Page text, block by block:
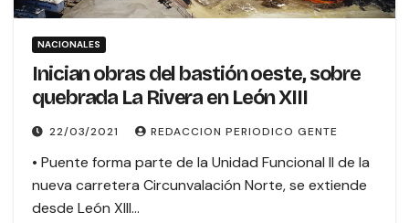
NACIONALES
Inician obras del bastión oeste, sobre
quebrada La Rivera en León XIII
22/03/2021 REDACCION PERIODICO GENTE
• Puente forma parte de la Unidad Funcional II de la
nueva carretera Circunvalación Norte, se extiende
desde León XIII…